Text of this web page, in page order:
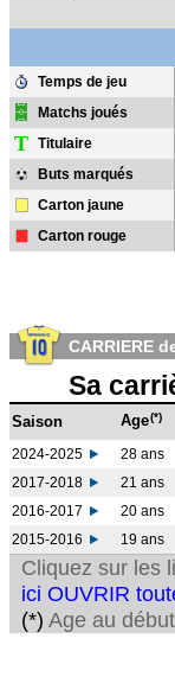
Temps de jeu
Matchs joués
T Titulaire
Buts marqués
Carton jaune
Carton rouge
CARRIERE
Sa
Saison Age(*)
2024-2025 28 ans
2017-2018
21 ans
2016-2017
20 ans
2015-2016
19 ans
Cliquez sur les
ici OUVRIR
(*) Age au